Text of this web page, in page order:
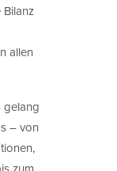
allen
gelang
– von